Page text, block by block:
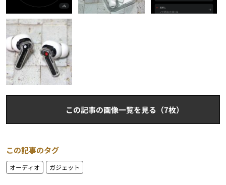
この記事の画像一覧を見る（7枚）
この記事のタグ
オーディオ ガジェット